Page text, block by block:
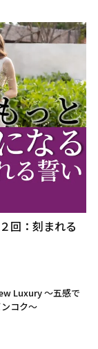
回：刻まれる
Luxury ～五感で
コク～